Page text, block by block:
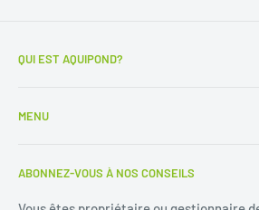
QUI EST AQUIPOND?
biodiversité dans votre plan d'eau. Nous
parcs, centres d'activité, baignades
+32(0)10860354 - INFO@AQUIPOND.COM
MENU
Contactez-nous
Devenir revendeur
ABONNEZ-VOUS À NOS CONSEILS